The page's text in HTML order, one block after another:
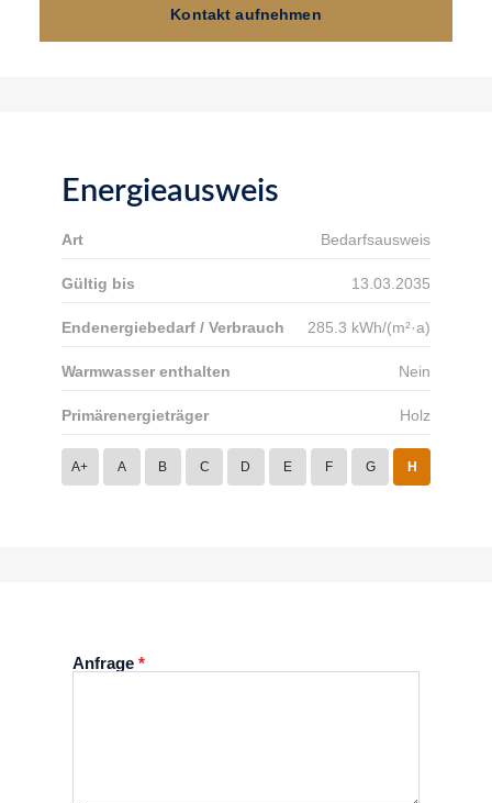
Kontakt aufnehmen
Energieausweis
Art Bedarfsausweis
Gültig bis 13.03.2035
Endenergiebedarf / Verbrauch 285.3 kWh/(m²·a)
Warmwasser enthalten Nein
Primärenergieträger Holz
A+ A B C D E F G H
Anfrage *